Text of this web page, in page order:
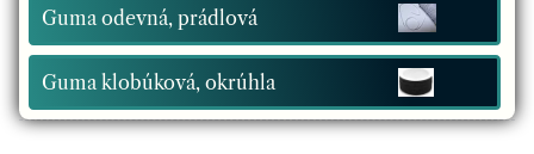
Guma odevná, prádlová
Guma klobúková, okrúhla